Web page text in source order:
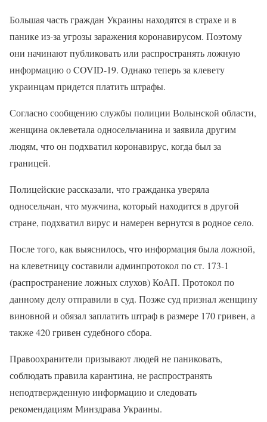
Большая часть граждан Украины находятся в страхе и в
панике из-за угрозы заражения коронавирусом. Поэтому
они начинают публиковать или распространять ложную
информацию о COVID-19. Однако теперь за клевету
украинцам придется платить штрафы.
Согласно сообщению службы полиции Волынской области,
женщина оклеветала односельчанина и заявила другим
людям, что он подхватил коронавирус, когда был за
границей.
Полицейские рассказали, что гражданка уверяла
односельчан, что мужчина, который находится в другой
стране, подхватил вирус и намерен вернутся в родное село.
После того, как выяснилось, что информация была ложной,
на клеветницу составили админпротокол по ст. 173-1
(распространение ложных слухов) КоАП. Протокол по
данному делу отправили в суд. Позже суд признал женщину
виновной и обязал заплатить штраф в размере 170 гривен, а
также 420 гривен судебного сбора.
Правоохранители призывают людей не паниковать,
соблюдать правила карантина, не распространять
неподтвержденную информацию и следовать
рекомендациям Минздрава Украины.